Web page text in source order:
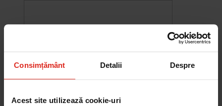
Consimțământ Detalii Despre
Acest site utilizează cookie-uri